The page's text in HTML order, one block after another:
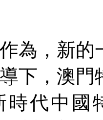
為，新
下，澳
時代中國